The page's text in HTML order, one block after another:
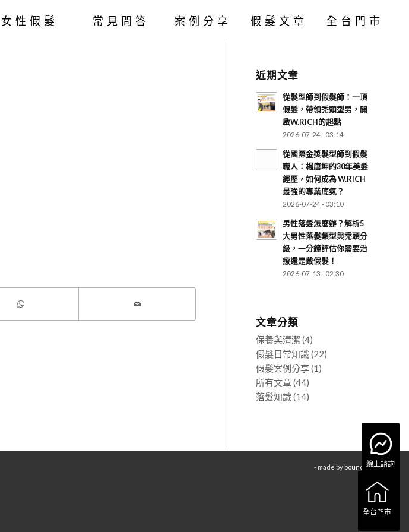
女性假髮 常見問答 案例分享 假髮文章 全台門市
近期文章
從髮型師到假髮師：一頂
假髮，帶領禿頭型男，開
啟W.RICH的起點
2026-07-24 - 03:14
從國際金獎髮型師到假髮
職人：楊唐坤的30年美髮
經歷，如何成為 W.RICH
最強的專業底氣？
2026-07-24 - 03:10
男性落髮怎麼辦？解析5
大男性落髮類型與禿頭分
級，一分鐘評估你需要治
療還是戴假髮！
2026-07-13 - 02:30
文章分類
保養與清潔 (4)
假髮日常知識(22)
假髮案例分享(1)
所有文章(44)
落髮知識(14)
- made by bouncin線上諮詢
全台門市
全台門市